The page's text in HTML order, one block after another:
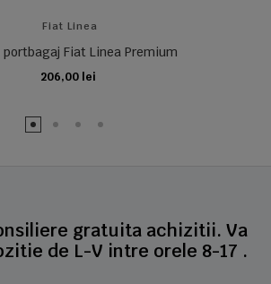
Fiat Linea
Fiat Linea Premium
206,00 lei
ADAUGA IN COS
gratuita achizitii. Va
de L-V intre orele 8-17 .